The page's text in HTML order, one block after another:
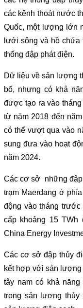
các kênh thoát nước
Quốc, một lượng lớn
lưới sông và hồ
thống đập phát điện.
Dữ liệu về sản lượng
bố, nhưng có khả
được tạo ra vào
từ năm 2018 đến
có thể vượt qua vào
sung đưa vào hoạt
năm 2024.
Các cơ sở những đập
trạm Maerdang ở
động vào tháng
cấp khoảng 15 TWh
China Energy
Các cơ sở đập thủy
kết hợp với sản
tây nam có khả
trong sản lượng thủy